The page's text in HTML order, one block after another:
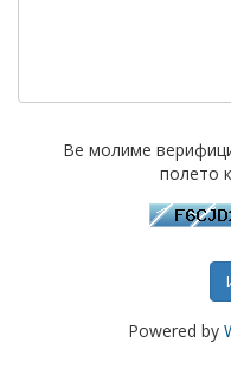
Ве молиме
полето
Powered by